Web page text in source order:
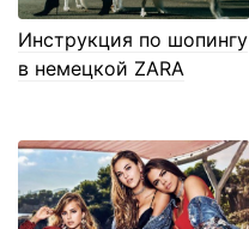
Инструкция по шопингу
в немецкой ZARA